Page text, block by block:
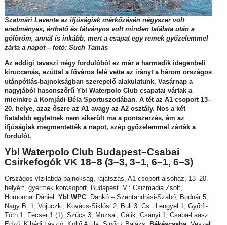
Szatmári Levente az ifjúságiak mérkőzésén négyszer volt
eredményes, érthető és látványos volt minden találata után a
gólöröm, annál is inkább, mert a csapat egy remek győzelemmel
zárta a napot – fotó: Such Tamás
Az eddigi tavaszi négy fordulóból ez már a harmadik idegenbeli
kiruccanás, ezúttal a főváros felé vette az irányt a három országos
utánpótlás-bajnokságban szerepelő alakulatunk. Vasárnap a
nagyjából hasonszőrű Ybl Waterpolo Club csapatai vártak a
mieinkre a Komjádi Béla Sportuszodában. A tét az A1 csoport 13–
20. helye, azaz őszre az A1 avagy az A2 osztály. Nos a két
fiatalabb egyletnek nem sikerült ma a pontszerzés, ám az
ifjúságiak megmentették a napot, szép győzelemmel zárták a
fordulót.
Ybl Waterpolo Club Budapest–Csabai
Csirkefogók VK 18–8 (3–3, 3–1, 6–1, 6–3)
Országos vízilabda-bajnokság, rájátszás, A1 csoport alsóház, 13–20.
helyért, gyermek korcsoport, Budapest. V.: Csizmadia Zsolt,
Homonnai Dániel. Ybl WPC: Dankó – Szentandrási-Szabó, Bodnár 5,
Nagy B. 1, Vojuczki, Kovács-Siklósi 2, Buli 3. Cs.: Lengyel 1, Győrfi-
Tóth 1, Fecser 1 (1), Szűcs 3, Muzsai, Gálik, Csányi 1, Csaba-Laász.